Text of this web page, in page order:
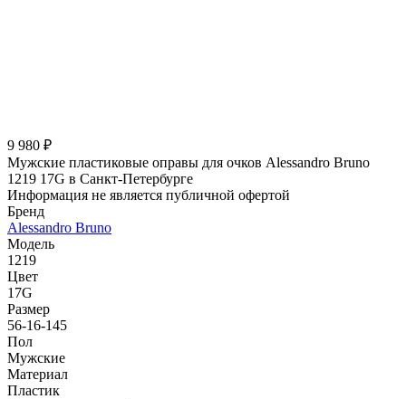
9 980 ₽
Мужские пластиковые оправы для очков Alessandro Bruno
1219 17G в Санкт-Петербурге
Информация не является публичной офертой
Бренд
Alessandro Bruno
Модель
1219
Цвет
17G
Размер
56-16-145
Пол
Мужские
Материал
Пластик